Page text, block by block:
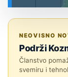
NEOVISNO
Podrži
Članstvo
svemiru i